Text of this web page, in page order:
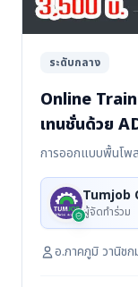
ระดับกลาง
Online Training - การออก
เทนชั่นด้วย
การออกแบบพื้นโพ
Tumjob
ผู้จัดทำร่วม
อ.ภาคภูมิ วานิช